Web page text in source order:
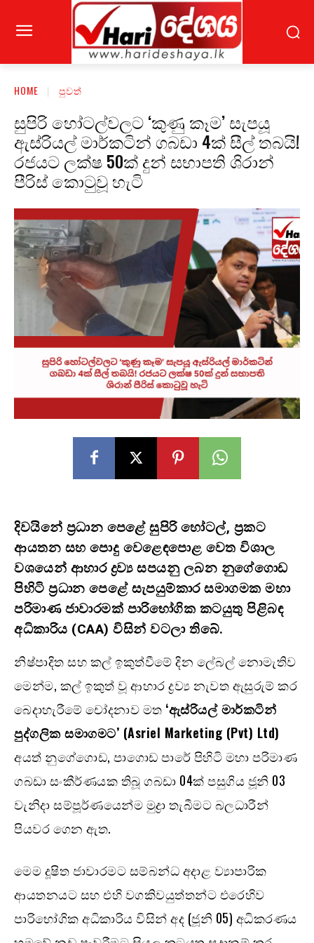
HOME පුවත්
සුපිරි හෝටල්වලට ‘කුණු කෑම’ සැපයූ
ඇස්රියල් මාර්කටින් ගබඩා 4ක් සීල් තබයි!
රජයට ලක්ෂ 50ක් දුන් සභාපති ශිරාන්
පීරිස් කොටුවූ හැටි
දිවයිනේ ප්‍රධාන පෙළේ සුපිරි හෝටල්, ප්‍රකට
ආයතන සහ පොදු වෙළෙඳපොළ වෙත විශාල
වශයෙන් ආහාර ද්‍රව්‍ය සපයනු ලබන නුගේගොඩ
පිහිටි ප්‍රධාන පෙළේ සැපයුම්කාර සමාගමක මහා
පරිමාණ ජාවාරමක් පාරිභෝගික කටයුතු පිළිබඳ
අධිකාරිය (CAA) විසින් වටලා තිබේ.
නිෂ්පාදිත සහ කල් ඉකුත්වීමේ දින ලේබල් නොමැතිව
මෙන්ම, කල් ඉකුත් වූ ආහාර ද්‍රව්‍ය නැවත ඇසුරුම් කර
බෙදාහැරීමේ චෝදනාව මත ‘ඇස්රියල් මාර්කටින්
පුද්ගලික සමාගමට’ (Asriel Marketing (Pvt) Ltd)
අයත් නුගේගොඩ, පාගොඩ පාරේ පිහිටි මහා පරිමාණ
ගබඩා සංකීර්ණයක තිබූ ගබඩා 04ක් පසුගිය ජූනි 03
වැනිදා සම්පූර්ණයෙන්ම මුද්‍රා තැබීමට බලධාරීන්
පියවර ගෙන ඇත.
මෙම දූෂිත ජාවාරමට සම්බන්ධ අදාළ ව්‍යාපාරික
ආයතනයට සහ එහි වගකිවයුත්තන්ට එරෙහිව
පාරිභෝගික අධිකාරිය විසින් අද (ජූනි 05) අධිකරණය